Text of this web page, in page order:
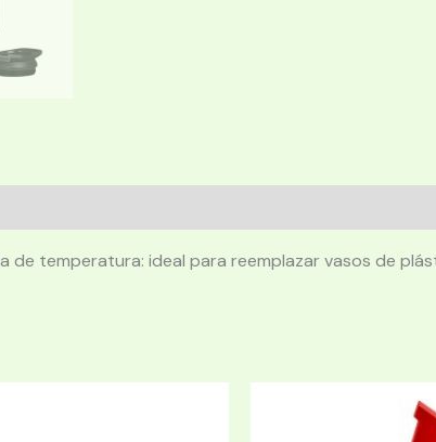
temperatura: ideal para reemplazar vasos de